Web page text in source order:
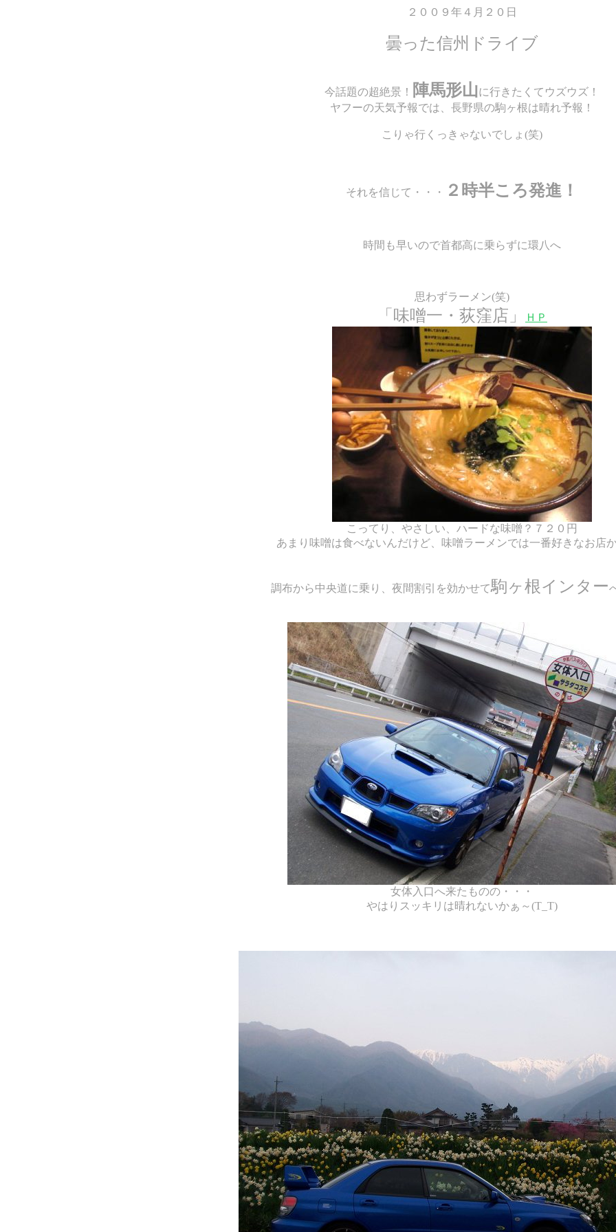
２００９年４月２０日
曇った信州ドライブ
今話題の超絶景！ 陣馬形山に行きたくてウズウズ！
ヤフーの天気予報では、長野県の駒ヶ根は晴れ予報！
こりゃ行くっきゃないでしょ(笑)
それを信じて・・・ ２時半ころ発進！
時間も早いので首都高に乗らずに環八へ
思わずラーメン(笑)
「味噌一・荻窪店」 ＨＰ
こってり、やさしい、ハードな味噌？７２０円
あまり味噌は食べないんだけど、味噌ラーメンでは一番好きなお店
調布から中央道に乗り、夜間割引を効かせて駒ヶ根インター
女体入口へ来たものの・・・
やはりスッキリは晴れないかぁ～(T_T)